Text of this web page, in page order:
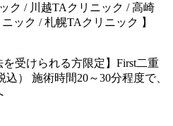
ク / 川越TAクリニック / 高崎
ック / 札幌TAクリニック 】
を受けられる方限定】First二重
込） 施術時間20～30分程度で、